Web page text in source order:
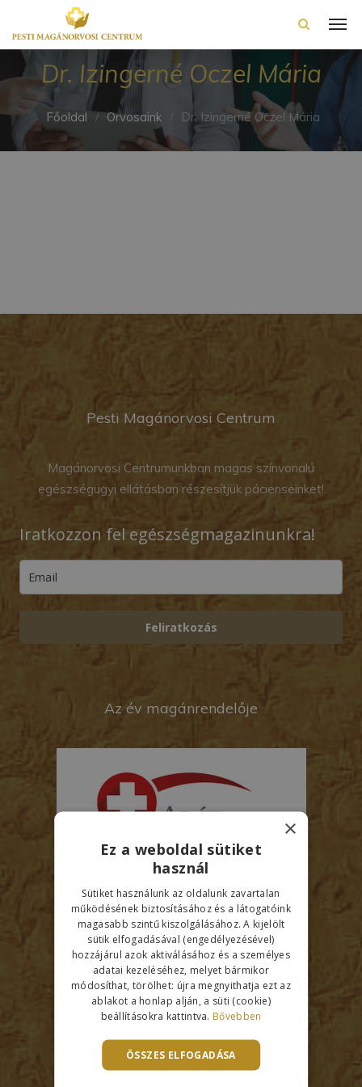
Dr. Izingerné Oczel Mária
Főoldal Orvosaink Dr. Izingerné Oczel Mária
Pesti Magánorvosi Centrum
Magánorvosi Centrumunkban magas színvonalú
egészségügyi ellátásban részesítjük pácienseinket!
Iratkozzon fel egészségmagazinunkra!
Feliratkozás
Az év magánrendelője
Kapcsolat
×
Ez a weboldal sütiket
használ
Sütiket használunk az oldalunk zavartalan
működésének biztosításához és a látogatóink
magasabb szintű kiszolgálásához. A kijelölt
sütik elfogadásával (engedélyezésével)
hozzájárul azok aktiválásához és a személyes
adatai kezeléséhez, melyet bármikor
módosíthat, törölhet: újra megnyithatja ezt az
ablakot a honlap alján, a süti (cookie)
beállításokra kattintva. Bővebben
ÖSSZES ELFOGADÁSA